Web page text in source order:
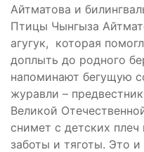
Айтматова и
Птицы Чынгыза
агугук, которая
доплыть до родного
напоминают бегущую
журавли –
Великой
снимет с детских
заботы и тяготы. Это и